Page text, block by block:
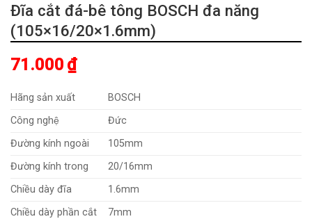
Đĩa cắt đá-bê tông BOSCH đa năng
(105×16/20×1.6mm)
71.000 ₫
Hãng sản xuất
BOSCH
Công nghệ
Đức
Đường kính ngoài
105mm
Đường kính trong
20/16mm
Chiều dày đĩa
1.6mm
Chiều dày phần cắt
7mm